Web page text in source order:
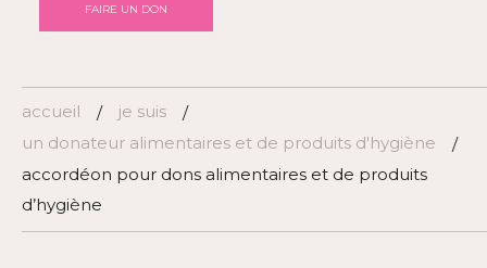
FAIRE UN DON
accueil / je suis
/
un donateur alimentaires et de produits d'hygiène
/
accordéon pour dons alimentaires et de produits
d’hygiène